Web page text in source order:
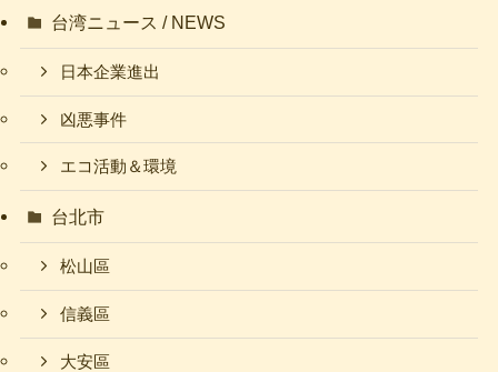
台湾ニュース / NEWS
日本企業進出
凶悪事件
エコ活動＆環境
台北市
松山區
信義區
大安區